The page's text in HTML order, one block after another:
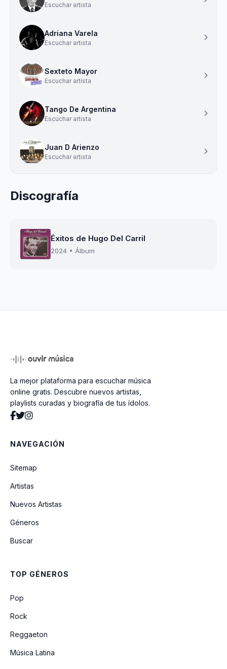
Escuchar artista
Adriana Varela
Escuchar artista
Sexteto Mayor
Escuchar artista
Tango De Argentina
Escuchar artista
Juan D Arienzo
Escuchar artista
Discografía
Éxitos de Hugo Del Carril
2024 • Álbum
La mejor plataforma para escuchar música
online gratis. Descubre nuevos artistas,
playlists curadas y biografía de tus ídolos.
NAVEGACIÓN
Sitemap
Artistas
Nuevos Artistas
Géneros
Buscar
TOP GÉNEROS
Pop
Rock
Reggaeton
Música Latina